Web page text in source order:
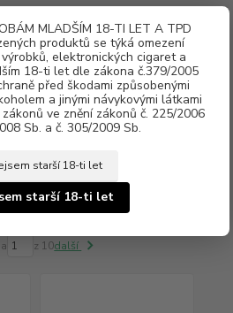
MLADŠÍM 18-TI LET A TPD
produktů se týká omezení
elektronických cigaret a
18-ti let dle zákona č.379/2005
před škodami způsobenými
a jinými návykovými látkami
ve znění zákonů č. 225/2006
Sb. a č. 305/2009 Sb.
starší 18-ti let
starší 18-ti let
Menu
za0 Kč
Ovocné chladivé
z 10další